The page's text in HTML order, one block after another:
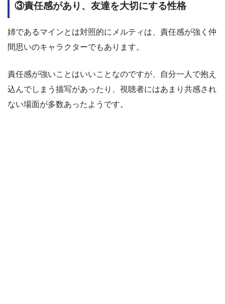
③責任感があり、友達を大切にする性格
姉であるマインとは対照的にメルティは、責任感が強く仲
間思いのキャラクターでもあります。
責任感が強いことはいいことなのですが、自分一人で抱え
込んでしまう描写があったり、視聴者にはあまり共感され
ない場面が多数あったようです。